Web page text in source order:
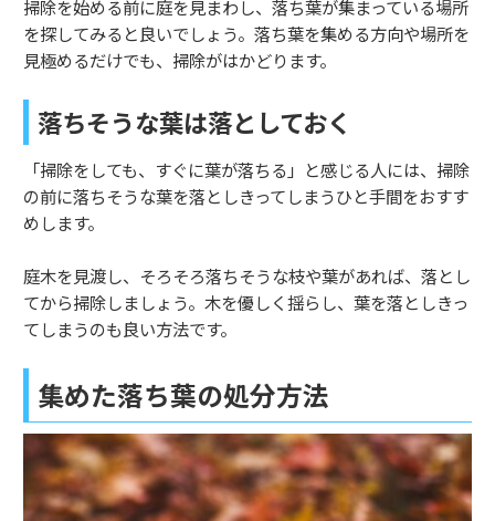
掃除を始める前に庭を見まわし、落ち葉が集まっている場所
を探してみると良いでしょう。落ち葉を集める方向や場所を
見極めるだけでも、掃除がはかどります。
落ちそうな葉は落としておく
「掃除をしても、すぐに葉が落ちる」と感じる人には、掃除
の前に落ちそうな葉を落としきってしまうひと手間をおすす
めします。
庭木を見渡し、そろそろ落ちそうな枝や葉があれば、落とし
てから掃除しましょう。木を優しく揺らし、葉を落としきっ
てしまうのも良い方法です。
集めた落ち葉の処分方法